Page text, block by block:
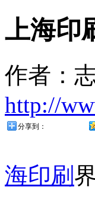
上海印
作者：
http://
分享到：
海印刷